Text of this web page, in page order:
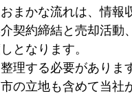
まかな流れは、情報
契約締結と売却活動
となります。
理する必要がありま
の立地も含めて当社